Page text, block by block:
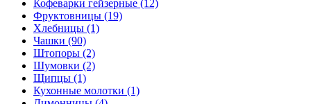
Кофеварки гейзерные (12)
Фруктовницы (19)
Хлебницы (1)
Чашки (90)
Штопоры (2)
Шумовки (2)
Щипцы (1)
Кухонные молотки (1)